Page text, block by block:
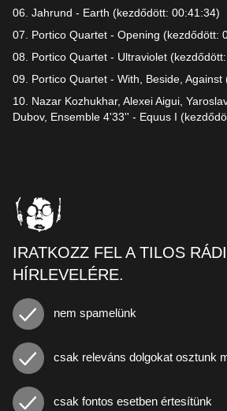
06. Jahrund - Earth (kezdődött: 00:41:34)
07. Portico Quartet - Opening (kezdődött:
08. Portico Quartet - Ultraviolet
09. Portico Quartet - With, Beside,
10. Nazar Kozhukhar, Alexei Aigui,
Dubov, Ensemble 4'33'' - Equus I
IRATKOZZ FEL A TILOS
HÍRLEVELÉRE.
nem spamelünk
csak releváns dolgokat osztunk
csak fontos esetben értesítünk